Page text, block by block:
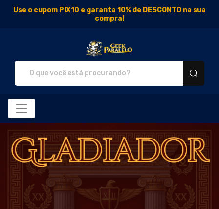
Use o cupom PIX10 e garanta 10% de DESCONTO na sua
compra!